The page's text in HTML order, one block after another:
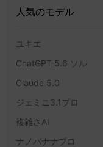
人気のモデル
ユキエ
ChatGPT 5.6 ソル
Claude 5.0
ジェミニ3.1プロ
複雑さAI
ナノバナナプロ